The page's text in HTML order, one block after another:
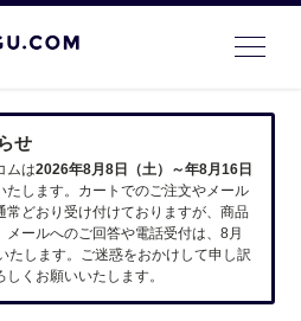
せ
ムは2026年8月8日（土）～年8月16日
たします。カートでのご注文やメール
常どおり受け付けておりますが、商品
メールへのご回答や電話受付は、8月
たします。ご迷惑をおかけして申し訳
くお願いいたします。